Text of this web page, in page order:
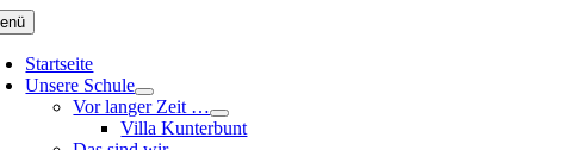
Zum
Inhalt
springen
Startseite
Unsere Schule
Vor langer Zeit …
Villa Kunterbunt